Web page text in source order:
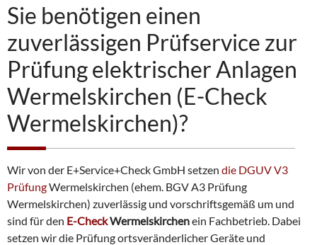
Sie benötigen einen
zuverlässigen Prüfservice zur
Prüfung elektrischer Anlagen
Wermelskirchen (E-Check
Wermelskirchen)?
Wir von der E+Service+Check GmbH setzen die DGUV V3
PrüfungWermelskirchen (ehem. BGV A3 Prüfung
Wermelskirchen) zuverlässig und vorschriftsgemäß um und
sind für den E-CheckWermelskirchenein Fachbetrieb. Dabei
setzen wir die Prüfung ortsveränderlicher Geräte und